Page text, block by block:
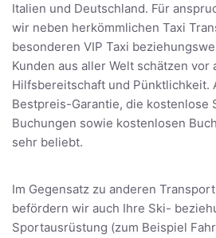
Italien und Deutschland. Für
wir neben herkömmlichen Taxi
besonderen VIP Taxi
Kunden aus aller Welt schätzen vor
Hilfsbereitschaft und Pünktlichkeit.
Bestpreis-Garantie, die kostenlose
Buchungen sowie kostenlosen
sehr beliebt.
Im Gegensatz zu anderen
befördern wir auch Ihre Ski-
Sportausrüstung (zum Beispiel